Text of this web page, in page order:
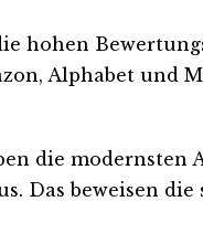
hohen
Alphabet und
die modernsten
Das beweisen die